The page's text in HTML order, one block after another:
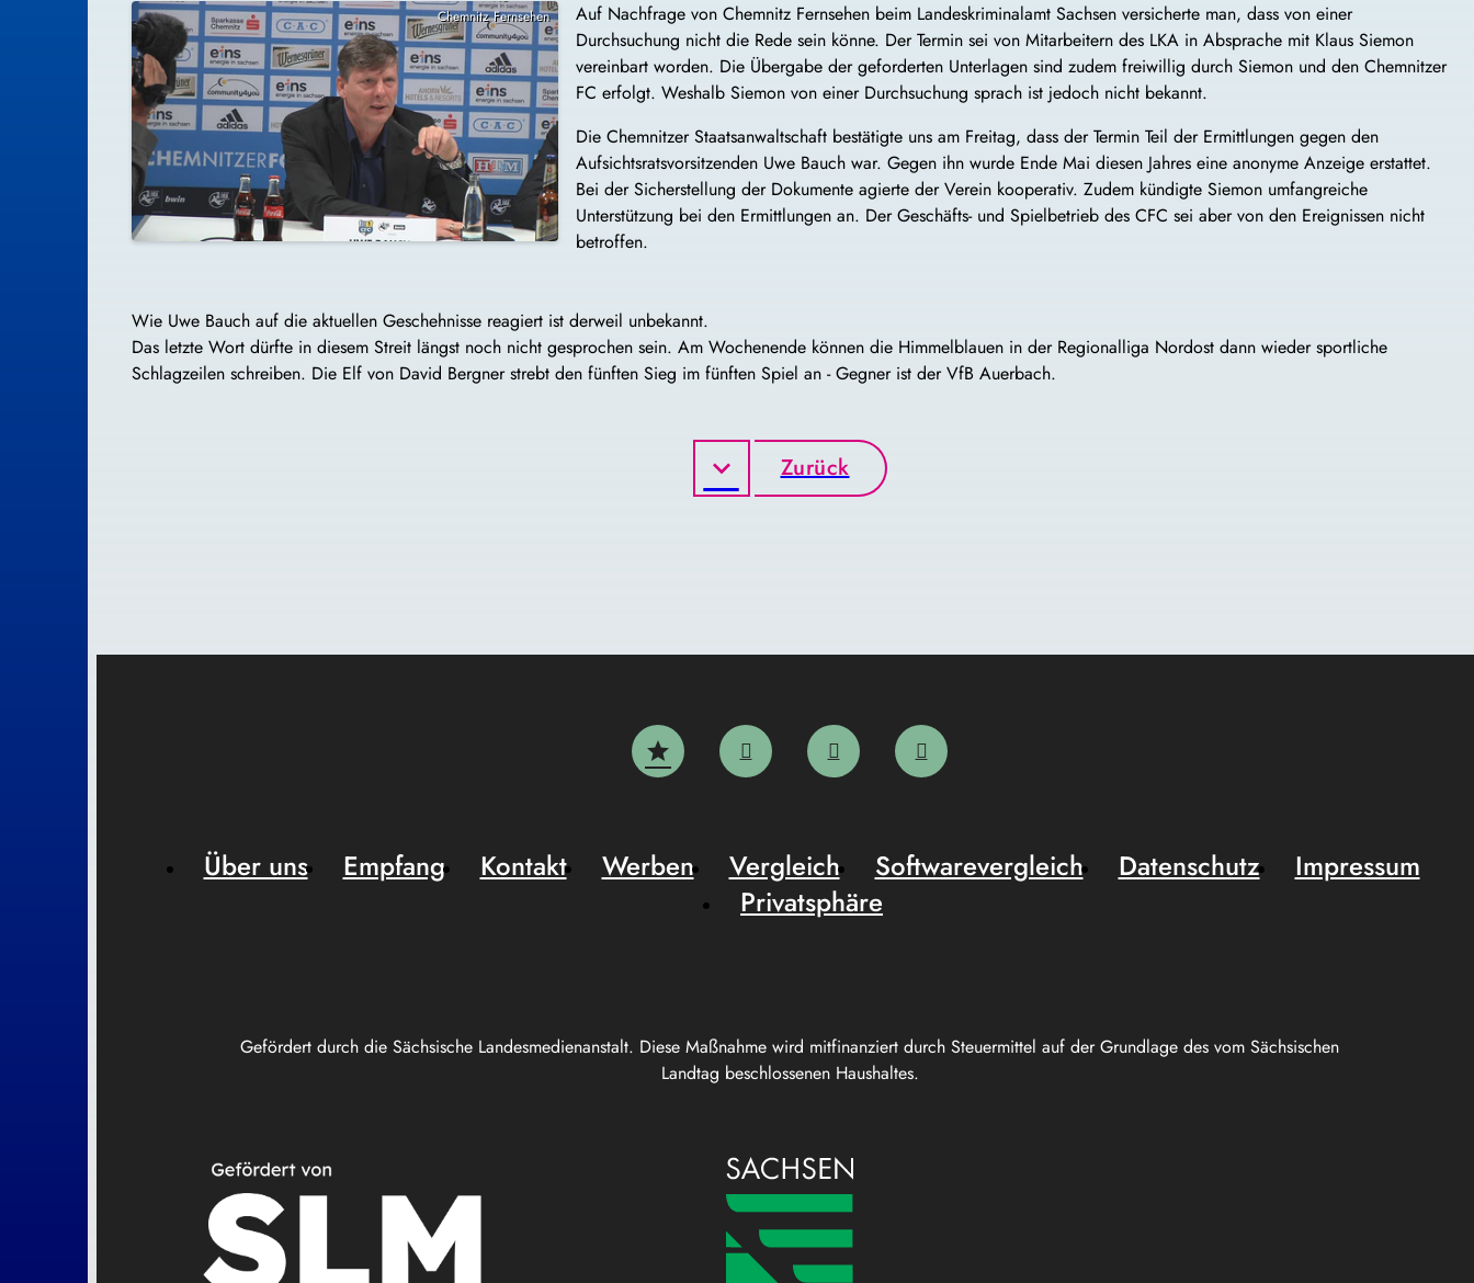
Chemnitz Fernsehen
Auf Nachfrage von Chemnitz Fernsehen beim Landeskriminalamt Sachsen versicherte man, dass von einer
Durchsuchung nicht die Rede sein könne. Der Termin sei von Mitarbeitern des LKA in Absprache mit Klaus Siemon
vereinbart worden. Die Übergabe der geforderten Unterlagen sind zudem freiwillig durch Siemon und den Chemnitzer
FC erfolgt. Weshalb Siemon von einer Durchsuchung sprach ist jedoch nicht bekannt.
Die Chemnitzer Staatsanwaltschaft bestätigte uns am Freitag, dass der Termin Teil der Ermittlungen gegen den
Aufsichtsratsvorsitzenden Uwe Bauch war. Gegen ihn wurde Ende Mai diesen Jahres eine anonyme Anzeige erstattet.
Bei der Sicherstellung der Dokumente agierte der Verein kooperativ. Zudem kündigte Siemon umfangreiche
Unterstützung bei den Ermittlungen an. Der Geschäfts- und Spielbetrieb des CFC sei aber von den Ereignissen nicht
betroffen.
Wie Uwe Bauch auf die aktuellen Geschehnisse reagiert ist derweil unbekannt.
Das letzte Wort dürfte in diesem Streit längst noch nicht gesprochen sein. Am Wochenende können die Himmelblauen in der Regionalliga Nordost dann wieder sportliche
Schlagzeilen schreiben. Die Elf von David Bergner strebt den fünften Sieg im fünften Spiel an - Gegner ist der VfB Auerbach.
Zurück
Gefördert durch die Sächsische Landesmedienanstalt. Diese Maßnahme wird mitfinanziert durch Steuermittel auf der Grundlage des vom Sächsischen
Landtag beschlossenen Haushaltes.
Über uns Empfang Kontakt Werben Vergleich Softwarevergleich Datenschutz
Impressum
Privatsphäre